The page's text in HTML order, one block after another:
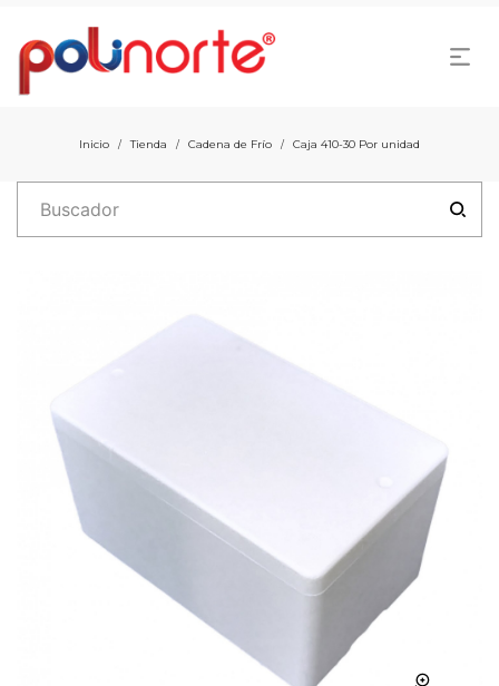
Inicio / Tienda / Cadena de Frío / Caja 410-30 Por unidad